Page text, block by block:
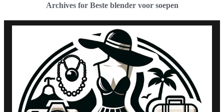
Archives for Beste blender voor soepen